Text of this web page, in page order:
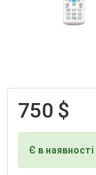
750 $
Є в наявності